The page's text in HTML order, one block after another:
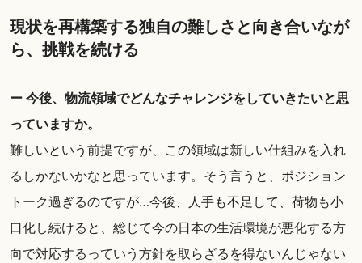
現状を再構築する独自の難しさと向き合いなが
ら、挑戦を続ける
ー 今後、物流領域でどんなチャレンジをしていきたいと思
っていますか。
難しいという前提ですが、この領域は新しい仕組みを入れ
るしかないかなと思っています。そう言うと、ポジション
トーク過ぎるのですが…今後、人手も不足して、荷物も小
口化し続けると、総じて今の日本の生活環境が悪化する方
向で対応するっていう方針を取らざるを得ないんじゃない